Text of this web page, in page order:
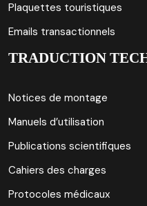
Plaquettes touristiques
Emails transactionnels
TRADUCTION
Notices de montage
Manuels d’utilisation
Publications scientifiques
Cahiers des charges
Protocoles médicaux